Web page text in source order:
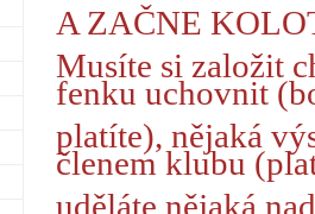
A ZAČNE
Musíte si založit
fenku uchovnit
platíte), nějaká
členem klubu
uděláte nějaká